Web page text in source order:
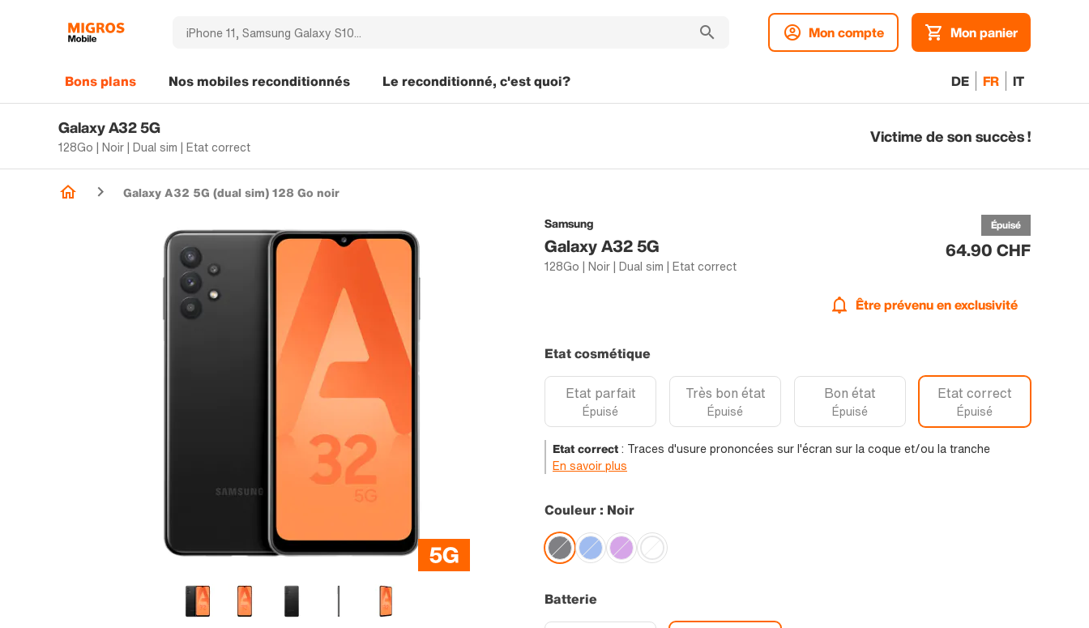
Mon compte Mon panier
DE FR IT
Bons plans Nos mobiles reconditionnés Le reconditionné, c'est quoi?
Galaxy A32 5G
128Go | Noir | Dual sim | Etat correct
Victime de son succès !
Galaxy A32 5G (dual sim) 128 Go noir
Samsung
Galaxy A32 5G
128Go | Noir | Dual sim | Etat correct
Épuisé
64.90 CHF
Être prévenu en exclusivité
Etat cosmétique
Etat parfait
Épuisé
Très bon état
Épuisé
Bon état
Épuisé
Etat correct
Épuisé
Etat correct: Traces d'usure prononcées sur l'écran sur la coque et/ou la tranche
En savoir plus
Couleur : Noir
Batterie